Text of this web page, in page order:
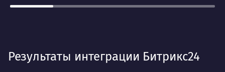
Результаты интеграции Битрикс24